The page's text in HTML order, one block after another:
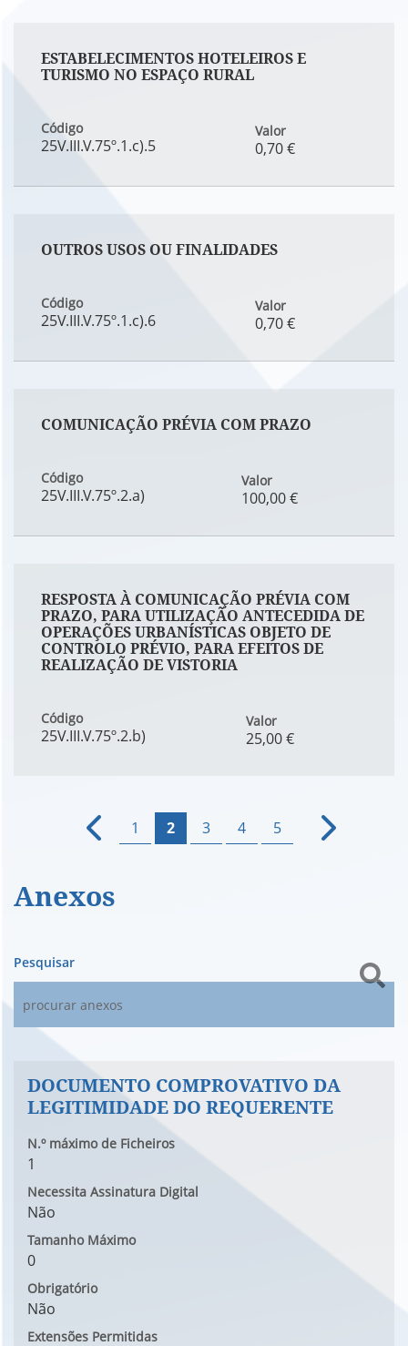
Código
25V.III.V.75º.1.c).5
ESTABELECIMENTOS HOTELEIROS E
TURISMO NO ESPAÇO RURAL
Valor
0,70 €
Código
25V.III.V.75º.1.c).6
OUTROS USOS OU FINALIDADES
Valor
0,70 €
Código
25V.III.V.75º.2.a)
COMUNICAÇÃO PRÉVIA COM PRAZO
Valor
100,00 €
Código
25V.III.V.75º.2.b)
RESPOSTA À COMUNICAÇÃO PRÉVIA COM
PRAZO, PARA UTILIZAÇÃO ANTECEDIDA DE
OPERAÇÕES URBANÍSTICAS OBJETO DE
CONTROLO PRÉVIO, PARA EFEITOS DE
REALIZAÇÃO DE VISTORIA
Valor
25,00 €
1 2 3 4 5
Anexos
Pesquisar
DOCUMENTO COMPROVATIVO DA
LEGITIMIDADE DO REQUERENTE
N.º máximo de Ficheiros
1
Necessita Assinatura Digital
Não
Tamanho Máximo
0
Obrigatório
Não
Extensões Permitidas